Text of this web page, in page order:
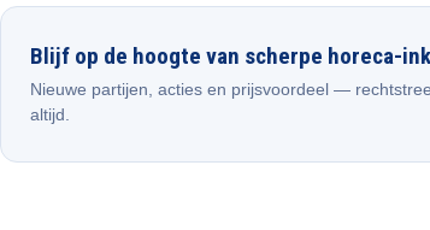
Blijf op de hoogte van scherpe horeca-
Nieuwe partijen, acties en prijsvoordeel —
altijd.